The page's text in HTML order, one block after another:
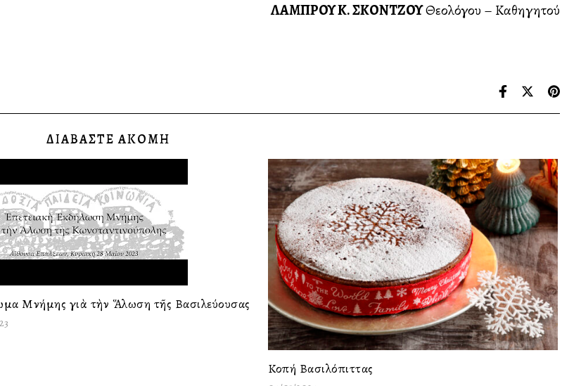
ΛΑΜΠΡΟΥ Κ. ΣΚΟΝΤΖΟΥΘεολόγου – Καθηγητού
ΔΙΑΒΑΣΤΕ ΑΚΟΜΗ
Μνήμης γιὰ τὴν Ἅλωση τῆς Βασιλεύουσας
Κοπή Βασιλόπιττας